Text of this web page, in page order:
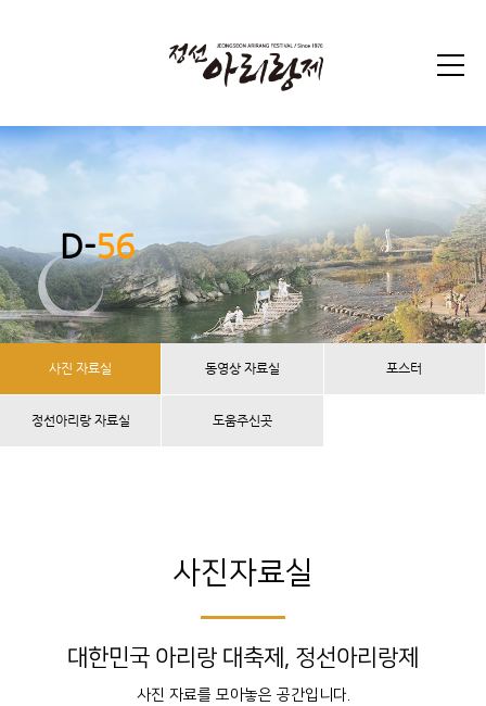
D-56
사진 자료실 동영상 자료실 포스터
정선아리랑 자료실 도움주신곳
사진자료실
대한민국 아리랑 대축제, 정선아리랑제
사진 자료를 모아놓은 공간입니다.